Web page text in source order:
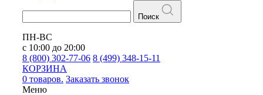
Поиск
ПН-ВС
с 10:00 до 20:00
8 (800) 302-77-06 8 (499) 348-15-11
КОРЗИНА
0 товаров. Заказать звонок
Меню